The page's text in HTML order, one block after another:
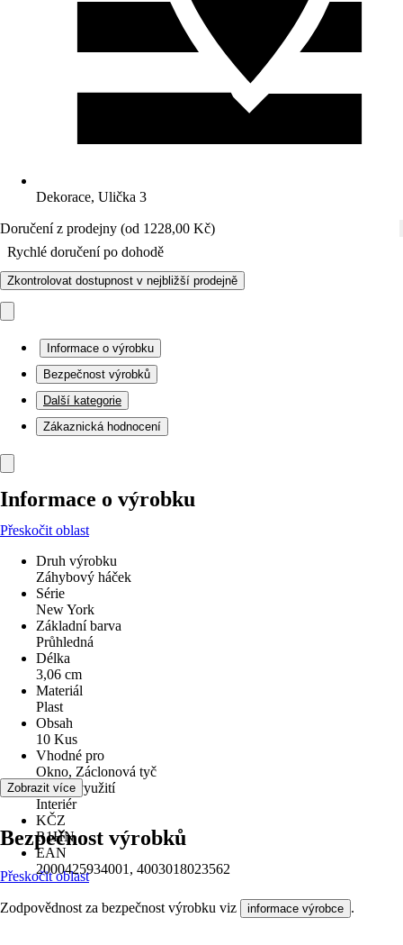
Dekorace, Ulička 3
Doručení z prodejny (od 1228,00 Kč)
Rychlé doručení po dohodě
Zkontrolovat dostupnost v nejbližší prodejně
Informace o výrobku
Bezpečnost výrobků
Další kategorie
Zákaznická hodnocení
Informace o výrobku
Přeskočit oblast
Druh výrobku
Záhybový háček
Série
New York
Základní barva
Průhledná
Délka
3,06 cm
Materiál
Plast
Obsah
10 Kus
Vhodné pro
Okno, Záclonová tyč
Oblast využití
Interiér
KČZ
R1HN
EAN
2000425934001, 4003018023562
Zobrazit více
Bezpečnost výrobků
Přeskočit oblast
Zodpovědnost za bezpečnost výrobku viz informace výrobce .